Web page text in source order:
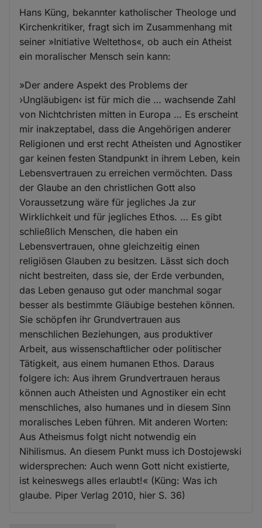
Hans Küng, bekannter katholischer Theologe und
Kirchenkritiker, fragt sich im Zusammenhang mit
seiner »Initiative Weltethos«, ob auch ein Atheist
ein moralischer Mensch sein kann:
»Der andere Aspekt des Problems der
›Ungläubigen‹ ist für mich die … wachsende Zahl
von Nichtchristen mitten in Europa … Es erscheint
mir inakzeptabel, dass die Angehörigen anderer
Religionen und erst recht Atheisten und Agnostiker
gar keinen festen Standpunkt in ihrem Leben, kein
Lebensvertrauen zu erreichen vermöchten. Dass
der Glaube an den christlichen Gott also
Voraussetzung wäre für jegliches Ja zur
Wirklichkeit und für jegliches Ethos. … Es gibt
schließlich Menschen, die haben ein
Lebensvertrauen, ohne gleichzeitig einen
religiösen Glauben zu besitzen. Lässt sich doch
nicht bestreiten, dass sie, der Erde verbunden,
das Leben genauso gut oder manchmal sogar
besser als bestimmte Gläubige bestehen können.
Sie schöpfen ihr Grundvertrauen aus
menschlichen Beziehungen, aus produktiver
Arbeit, aus wissenschaftlicher oder politischer
Tätigkeit, aus einem humanen Ethos. Daraus
folgere ich: Aus ihrem Grundvertrauen heraus
können auch Atheisten und Agnostiker ein echt
menschliches, also humanes und in diesem Sinn
moralisches Leben führen. Mit anderen Worten:
Aus Atheismus folgt nicht notwendig ein
Nihilismus. An diesem Punkt muss ich Dostojewski
widersprechen: Auch wenn Gott nicht existierte,
ist keineswegs alles erlaubt!« (Küng: Was ich
glaube. Piper Verlag 2010, hier S. 36)